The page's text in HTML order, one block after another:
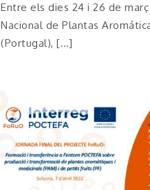
Entre els dies 24 i 26 de
Nacional de Plantas
(Portugal), […]